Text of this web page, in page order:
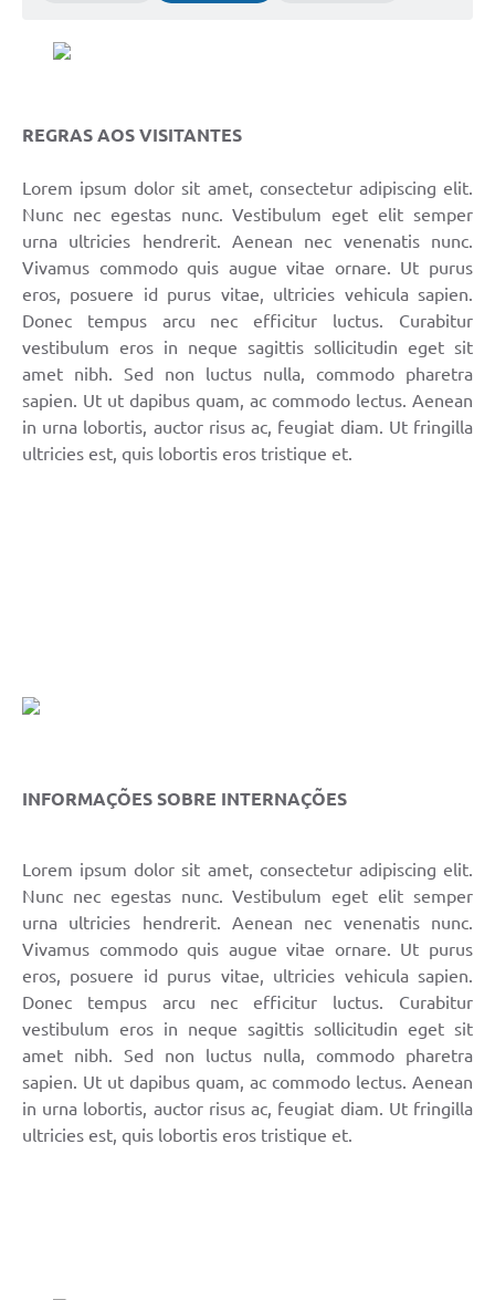
Galeria de Fotos
Audiências Públicas
Arquivos para Download
Licitação
Links
REGRAS AOS VISITANTES
Lorem ipsum dolor sit amet, consectetur adipiscing elit.
Nunc nec egestas nunc. Vestibulum eget elit semper
urna ultricies hendrerit. Aenean nec venenatis nunc.
Vivamus commodo quis augue vitae ornare. Ut purus
eros, posuere id purus vitae, ultricies vehicula sapien.
Donec tempus arcu nec efficitur luctus. Curabitur
vestibulum eros in neque sagittis sollicitudin eget sit
amet nibh. Sed non luctus nulla, commodo pharetra
sapien. Ut ut dapibus quam, ac commodo lectus. Aenean
in urna lobortis, auctor risus ac, feugiat diam. Ut fringilla
ultricies est, quis lobortis eros tristique et.
INFORMAÇÕES SOBRE INTERNAÇÕES
Lorem ipsum dolor sit amet, consectetur adipiscing elit.
Nunc nec egestas nunc. Vestibulum eget elit semper
urna ultricies hendrerit. Aenean nec venenatis nunc.
Vivamus commodo quis augue vitae ornare. Ut purus
eros, posuere id purus vitae, ultricies vehicula sapien.
Donec tempus arcu nec efficitur luctus. Curabitur
vestibulum eros in neque sagittis sollicitudin eget sit
amet nibh. Sed non luctus nulla, commodo pharetra
sapien. Ut ut dapibus quam, ac commodo lectus. Aenean
in urna lobortis, auctor risus ac, feugiat diam. Ut fringilla
ultricies est, quis lobortis eros tristique et.